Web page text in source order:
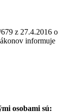
z 27.4.2016 o
informuje
osobami sú: